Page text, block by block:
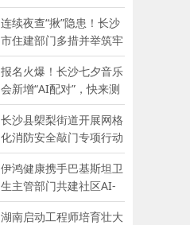
养指南
连续夜查“揪”隐患！长沙
市住建部门多措并举筑牢
夏季建筑施工安全防线
报名火爆！长沙七夕音乐
会新增“AI配对”，快来测
测你的七夕缘分
长沙县㮾梨街道开展网格
化消防安全敲门专项行动
伊鸿健康携手巴基斯坦卫
生主管部门共建社区AI-
POCT生态
湖南启动工程师培育壮大